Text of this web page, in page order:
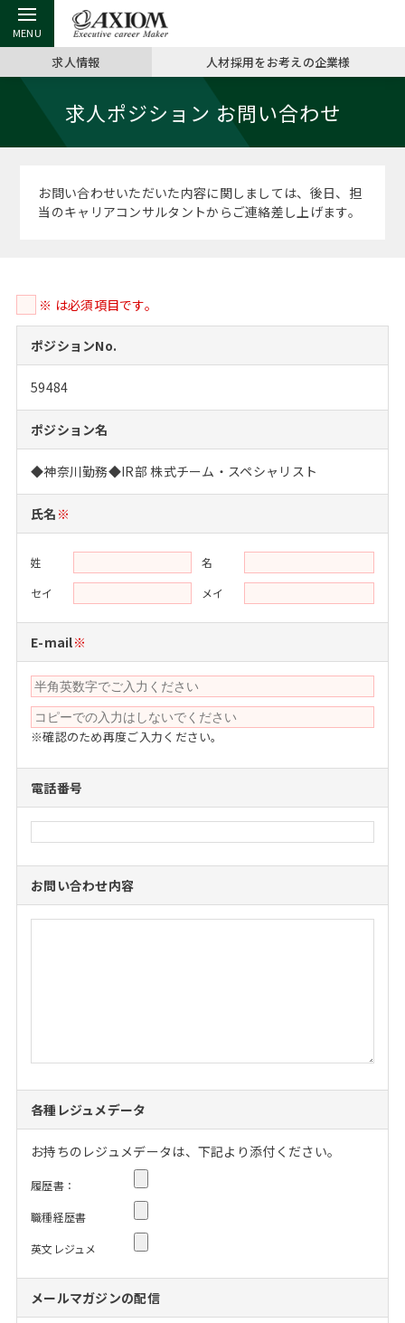
戻る
アクシアムの特長 ミッシ
コンサ
サービス案内
お申し
キャリ
戻る
キャリア支援 TOP
キャリアデザイン講座
（最新求人市場動向）
キャリ
MBAの
おわり
MBAの転職事例
MBAからのFAQ
MBA留学生数の推移
MBA留
日本か
インターン受入企業一覧
MBAを生かす求人特集
年齢と年収の相関図
戻る
転職ツール TOP
英文レジュメの書き方
英文レ
パワー
よくある面接Q&A集
外資系／面接攻略のコツ
戻る
転職コラム TOP
“展”職相談室
転職成功への4つの鍵
キャリアに効く一冊
注目企業インタビュー
戻る
イベント・セミナー TOP
ジョブフェア
キャリアフォーラム
プロ経営者の特別セミナー
Career Talk Live
戻る
会社概要 TOP
沿革
採用情報
パブリシティ
ニュースリリース
求人情報 人材採用をお考えの企業様
求人ポジション お問い合わせ
お問い合わせいただいた内容に関しましては、後日、担
当のキャリアコンサルタントからご連絡差し上げます。
※ は必須項目です。
ポジションNo.
59484
ポジション名
◆神奈川勤務◆IR部 株式チーム・スペシャリスト
氏名 ※
姓
名
セイ
メイ
E-mail※
※確認のため再度ご入力ください。
電話番号
お問い合わせ内容
各種レジュメデータ
お持ちのレジュメデータは、下記より添付ください。
履歴書：
職種経歴書
英文レジュメ
メールマガジンの配信